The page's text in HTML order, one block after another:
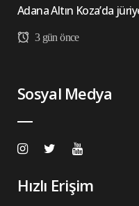
Adana Altın Koza’da
3 gün önce
Sosyal Medya
Hızlı Erişim